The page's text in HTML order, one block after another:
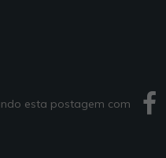
esta postagem com